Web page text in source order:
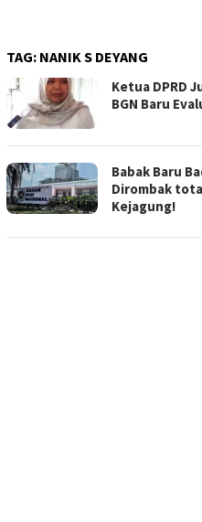
TAG: NANIK S DEYANG
Ketua DPRD
BGN Baru
Babak Baru
Dirombak
Kejagung!